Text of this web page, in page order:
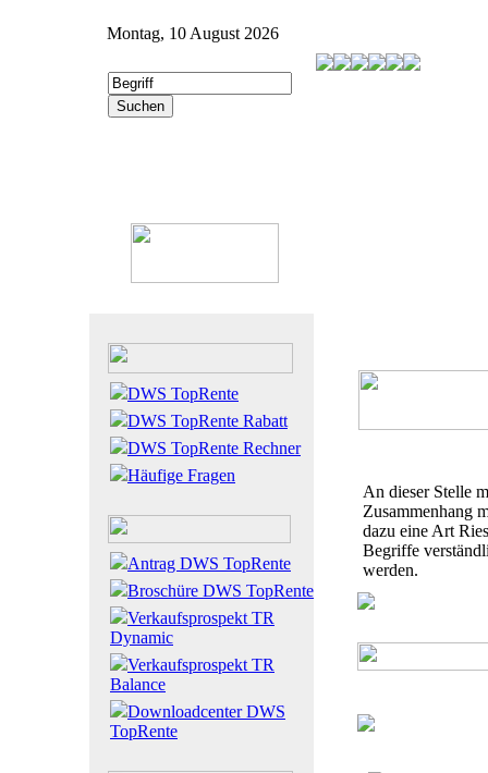
Montag, 10 August 2026
DWS TopRente
DWS TopRente Rabatt
DWS TopRente Rechner
Häufige Fragen
Antrag DWS TopRente
Broschüre DWS TopRente
Verkaufsprospekt TR
Dynamic
Verkaufsprospekt TR
Balance
Downloadcenter DWS
TopRente
An dieser Stelle
Zusammenhang
dazu eine Art
Begriffe
werden.